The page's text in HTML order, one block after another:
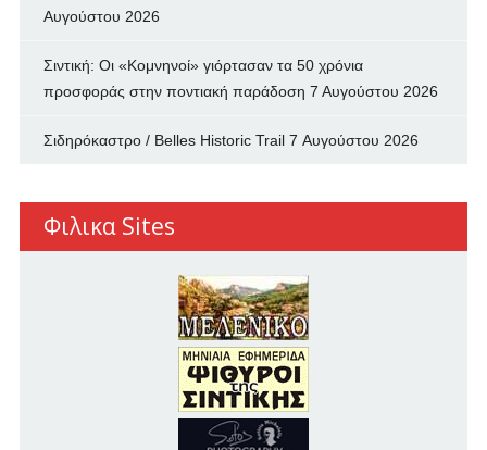
Αυγούστου 2026
Σιντική: Οι «Κομνηνοί» γιόρτασαν τα 50 χρόνια
προσφοράς στην ποντιακή παράδοση 7 Αυγούστου 2026
Σιδηρόκαστρο / Belles Historic Trail 7 Αυγούστου 2026
Φιλικα Sites